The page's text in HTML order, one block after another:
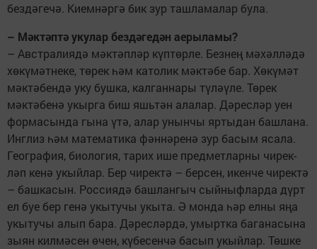
бездәгечә. Киемнәргә бик зур ташламалар була.
– Мәктәптә укулар бездәгедән аерыламы?
– Австралиядә мәктәпләр күптөрле. Безнең мәхәлләдә
хөкүмәтнеке, төрек һәм католик мәктәбе бар. Хөкүмәт
мәктәбендә уку бушка, калганнары түләүле. Төрек
мәктәбенә укырга биш яшьтән алалар. Дәресләр уен
формасында гына үтә, алар унынчы яртыдан башлана.
Инглиз һәм математика фәннәренә зур басым ясала.
География, биология, тарих ише предметларны чирек­
ләп кенә укыйлар. Бер чиректә – берсен, икенче чиректә
– башкасын. Россиядә башлангыч сыйныфларда дүрт
ел буе бер генә укытучы укыта. Ә монда һәр елны яңа
укытучы алып бара. Дәресләрдә, умыртка баганасына
зыян килмәсен өчен, күбесенчә басып укыйлар. Төшке